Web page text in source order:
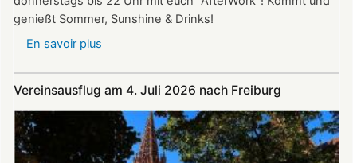
genießt Sommer, Sunshine & Drinks!
En savoir plus
und
August
auf
der
Vereinsausflug am 4. Juli 2026 nach Freiburg